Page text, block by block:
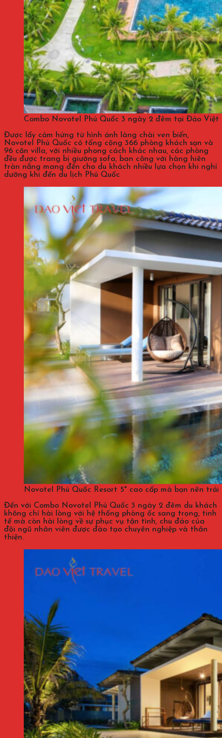
Combo Novotel Phú Quốc 3 ngày 2 đêm tại Đảo Việt
Được lấy cảm hứng từ hình ảnh làng chài ven biển,
Novotel Phú Quốc có tổng cộng 366 phòng khách sạn và
96 căn villa, với nhiều phong cách khác nhau, các phòng
đều được trang bị giường sofa, ban công với hàng hiên
tràn nắng mang đến cho du khách nhiều lựa chọn khi nghỉ
dưỡng khi đến du lịch Phú Quốc
Novotel Phú Quốc Resort 5* cao cấp mà bạn nên trải
Đến với Combo Novotel Phú Quốc 3 ngày 2 đêm du khách
không chỉ hài lòng với hệ thống phòng ốc sang trọng, tinh
tế mà còn hài lòng về sự phục vụ tận tình, chu đáo của
đội ngũ nhân viên được đào tạo chuyên nghiệp và thân
thiện.